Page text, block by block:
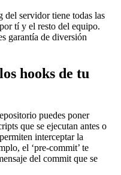
del servidor tiene todas las
tí y el resto del equipo.
garantía de diversión
hooks de tu
puedes poner
que se ejecutan antes o
interceptar la
el ‘pre-commit’ te
del commit que se